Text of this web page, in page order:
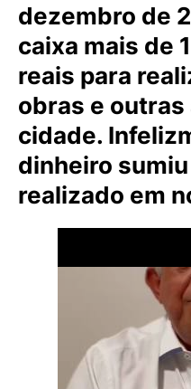
dezembro de
caixa mais de
reais para
obras e outras
cidade.
dinheiro
realizado em